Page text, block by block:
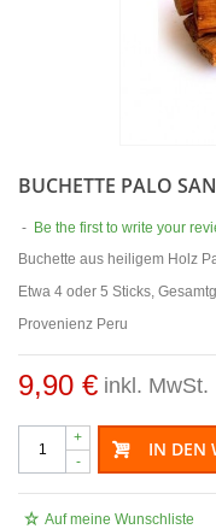
BUCHETTE PALO
- Be the first to write your
Buchette aus heiligem Holz
Etwa 4 oder 5 Sticks,
Provenienz Peru
9,90 € inkl. MwSt.
-
+ IN DEN
Auf meine Wunschliste